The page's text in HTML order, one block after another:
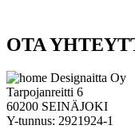
OTA
Designaitta Oy
Tarpojanreitti 6
60200 SEINÄJOKI
Y-tunnus: 2921924-1